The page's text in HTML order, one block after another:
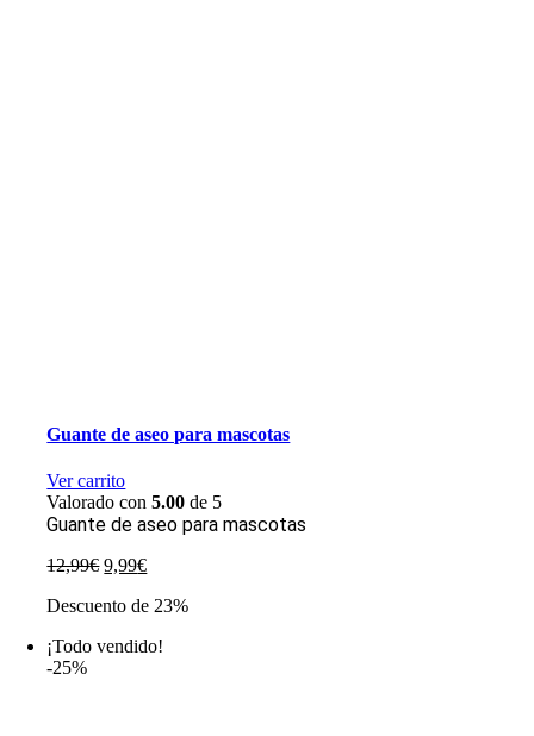
Guante de aseo para mascotas
Ver carrito
Valorado con5.00 de 5
Guante de aseo para mascotas
12,99€ El
original
12,99€.
9,99€El
actual
9,99€.
Descuento de 23%
¡Todo vendido!
-25%